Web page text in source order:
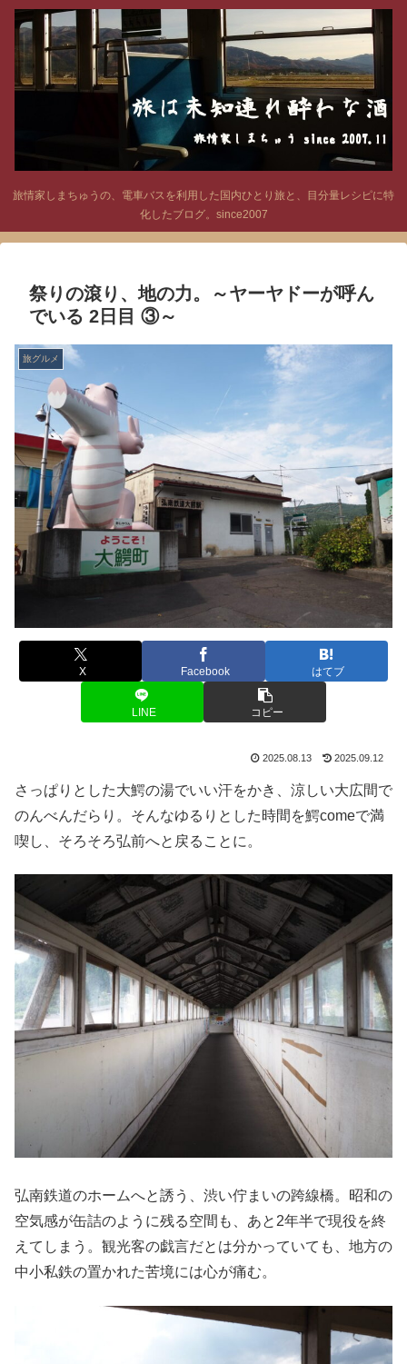
旅情家しまちゅうの、電車バスを利用した国内ひとり旅と、目分量レシピに特
化したブログ。since2007
祭りの滾り、地の力。～ヤーヤドーが呼ん
でいる 2日目 ③～
旅グルメ
X Facebook はてブ
LINE コピー
2025.08.13 2025.09.12
さっぱりとした大鰐の湯でいい汗をかき、涼しい大広間で
のんべんだらり。そんなゆるりとした時間を鰐comeで満
喫し、そろそろ弘前へと戻ることに。
弘南鉄道のホームへと誘う、渋い佇まいの跨線橋。昭和の
空気感が缶詰のように残る空間も、あと2年半で現役を終
えてしまう。観光客の戯言だとは分かっていても、地方の
中小私鉄の置かれた苦境には心が痛む。